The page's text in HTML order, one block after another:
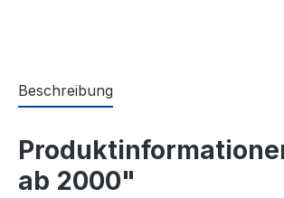
Beschreibung
ab 2000"